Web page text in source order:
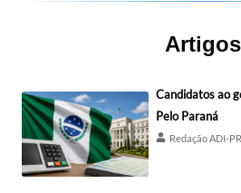
Artigos
Candidatos ao
Pelo Paraná
Redação ADI-PR